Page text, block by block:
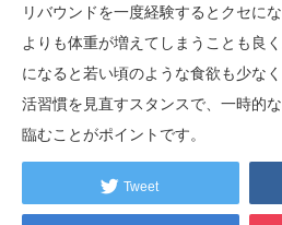
リバウンドを一度経験するとクセに
よりも体重が増えてしまうことも良
になると若い頃のような食欲も少な
活習慣を見直すスタンスで、一時的
臨むことがポイントです。
Tweet